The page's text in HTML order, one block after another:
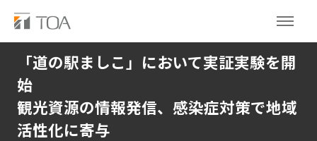
「道の駅ましこ」において実証実験を開
始
観光資源の情報発信、感染症対策で地域
活性化に寄与